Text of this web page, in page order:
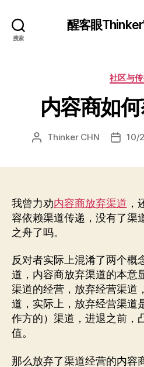
搜索
醒客眼
分
社区与
内容商如
文 Thinker CHN
发 10/
我曾力劝内容商放弃渠道 ，
容依赖渠道传递，没有了渠
之舟了吗。
反对者实际上混淆了两个概
道，内容商放弃渠道的本意
渠道的经营，放弃经营渠道
道，实际上，放弃经营渠道
作方的）渠道，进退之前，
值。
那么放弃了渠道经营的内容